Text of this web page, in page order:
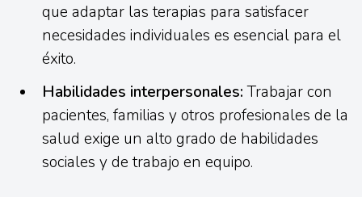
que adaptar las terapias para satisfacer
necesidades individuales es esencial para el
éxito.
Habilidades interpersonales:Trabajar con
pacientes, familias y otros profesionales de la
salud exige un alto grado de habilidades
sociales y de trabajo en equipo.